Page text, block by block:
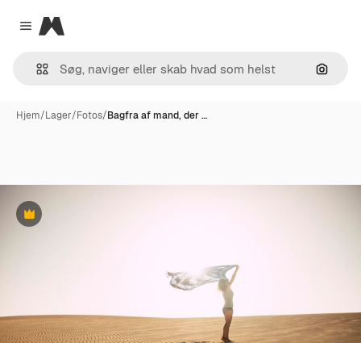
Close menu
Magnific
Søg
Hjem/Lager/Fotos/Bagfra af mand, der …
Præmie